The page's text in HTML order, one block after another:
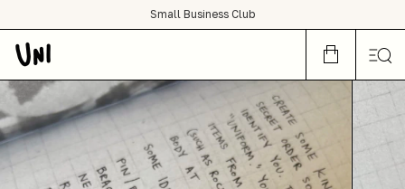
Small Business Club
condições de frete grátis para todo Brasil :)